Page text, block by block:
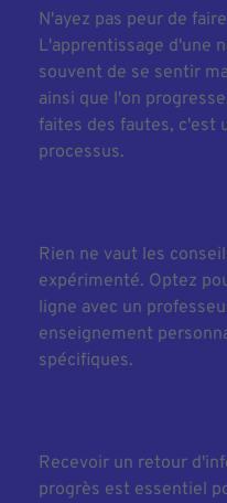
N'ayez pas peur de
L'apprentissage d'une
souvent de se sentir
ainsi que l'on
faites des fautes, c'est
processus.
Rien ne vaut les
expérimenté. Optez
ligne avec un
enseignement
spécifiques.
Recevoir un retour
progrès est essentiel